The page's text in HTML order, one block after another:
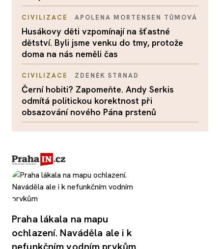
CIVILIZACE APOLENA MORTENSEN TŮMOVÁ
Husákovy děti vzpomínají na šťastné
dětství. Byli jsme venku do tmy, protože
doma na nás neměli čas
CIVILIZACE ZDENĚK STRNAD
Černí hobiti? Zapomeňte. Andy Serkis
odmítá politickou korektnost při
obsazování nového Pána prstenů
Praha lákala na mapu
ochlazení. Naváděla ale i k
nefunkčním vodním prvkům